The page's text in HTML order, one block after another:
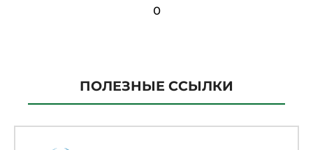
0
ПОЛЕЗНЫЕ ССЫЛКИ